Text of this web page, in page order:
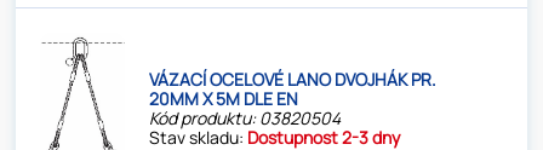
VÁZACÍ OCELOVÉ LANO DVOJHÁK PR.
20MM X 5M DLE EN
Kód produktu: 03820504
Stav skladu: Dostupnost 2-3 dny